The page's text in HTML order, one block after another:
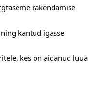
rakendamise
kantud igasse
kes on aidanud luua